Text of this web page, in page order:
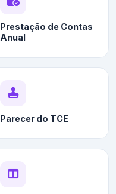
Prestação de Contas
Anual
Parecer do TCE